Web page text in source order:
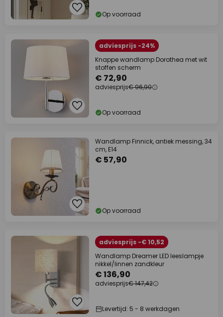
Op voorraad
adviesprijs -24%
Knappe wandlamp Dorothea met wit
stoffen scherm
€ 72,90
adviesprijs€ 96,90
Op voorraad
Wandlamp Finnick, antiek messing, 34
cm, E14
€ 57,90
Op voorraad
adviesprijs -€ 10,52
Wandlamp Dreamer LED leeslampje
nikkel/linnen zandkleur
€ 136,90
adviesprijs€ 147,42
Levertijd: 5 - 8 werkdagen